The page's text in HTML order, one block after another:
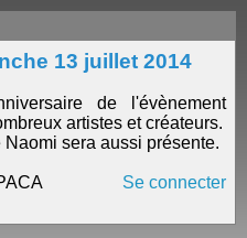
13 juillet 2014
de l'évènement
artistes et créateurs.
Naomi sera aussi présente.
Se connecter